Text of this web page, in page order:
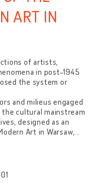
ART IN
of artists,
in post-1945
the system or
and milieus engaged
cultural mainstream
designed as an
Art in Warsaw,…